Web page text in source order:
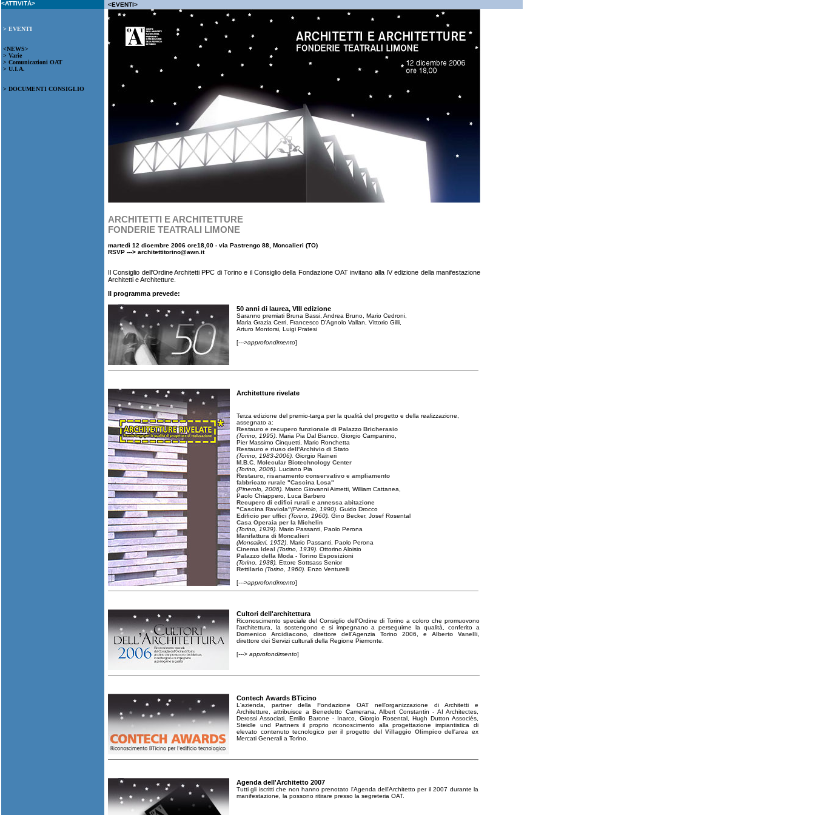
<ATTIVITÀ> <EVENTI>
> EVENTI
<NEWS>
> Varie
> Comunicazioni OAT
> U.I.A.
> DOCUMENTI CONSIGLIO
ARCHITETTI E ARCHITETTURE
FONDERIE TEATRALI LIMONE
martedì 12 dicembre 2006 ore18,00 - via Pastrengo 88, Moncalieri (TO)
RSVP ---> architettitorino@awn.it
Il Consiglio dell'Ordine Architetti PPC di Torino e il Consiglio della Fondazione OAT invitano alla IV edizione della manifestazione
Architetti e Architetture.
Il programma prevede:
50 anni di laurea, VIII edizione
Saranno premiati Bruna Bassi, Andrea Bruno, Mario Cedroni,
Maria Grazia Cerri, Francesco D'Agnolo Vallan, Vittorio Gilli,
Arturo Montorsi, Luigi Pratesi
[--->approfondimento]
Architetture rivelate
Terza edizione del premio-targa per la qualità del progetto e della realizzazione,
assegnato a:
Restauro e recupero funzionale di Palazzo Bricherasio
(Torino, 1995) . Maria Pia Dal Bianco, Giorgio Campanino,
Pier Massimo Cinquetti, Mario Ronchetta
Restauro e riuso dell'Archivio di Stato
(Torino, 1983-2006). Giorgio Raineri
M.B.C. Molecular Biotechnology Center
(Torino, 2006). Luciano Pia
Restauro, risanamento conservativo e ampliamento
fabbricato rurale "Cascina Losa"
(Pinerolo, 2006). Marco Giovanni Aimetti, William Cattanea,
Paolo Chiappero, Luca Barbero
Recupero di edifici rurali e annessa abitazione
"Cascina Raviola"(Pinerolo, 1990). Guido Drocco
Edificio per uffici (Torino, 1960). Gino Becker, Josef Rosental
Casa Operaia per la Michelin
(Torino, 1939) . Mario Passanti, Paolo Perona
Manifattura di Moncalieri
(Moncalieri, 1952) . Mario Passanti, Paolo Perona
Cinema Ideal (Torino, 1939). Ottorino Aloisio
Palazzo della Moda - Torino Esposizioni
(Torino, 1938). Ettore Sottsass Senior
Rettilario (Torino, 1960). Enzo Venturelli
[--->approfondimento]
Cultori dell'architettura
Riconoscimento speciale del Consiglio dell'Ordine di Torino a coloro che promuovono
l'architettura, la sostengono e si impegnano a perseguirne la qualità, conferito a
Domenico Arcidiacono , direttore dell'Agenzia Torino 2006, e Alberto Vanelli
direttore dei Servizi culturali della Regione Piemonte.
[---> approfondimento]
Contech Awards BTicino
L'azienda, partner della Fondazione OAT nell'organizzazione di Architetti e
Architetture, attribuisce a Benedetto Camerana, Albert Constantin - AI Architectes,
Derossi Associati, Emilio Barone - Inarco, Giorgio Rosental, Hugh Dutton Associés,
Steidle und Partners il proprio riconoscimento alla progettazione impiantistica di
elevato contenuto tecnologico per il progetto delVillaggio Olimpicodell'area ex
Mercati Generali a Torino.
Agenda dell'Architetto 2007
Tutti gli iscritti che non hanno prenotato l'Agenda dell'Architetto per il 2007 durante la
manifestazione, la possono ritirare presso la segreteria OAT.